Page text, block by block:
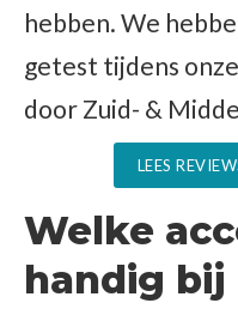
hebben. We
getest tijdens
door Zuid- &
LEES
Welke
handig bij